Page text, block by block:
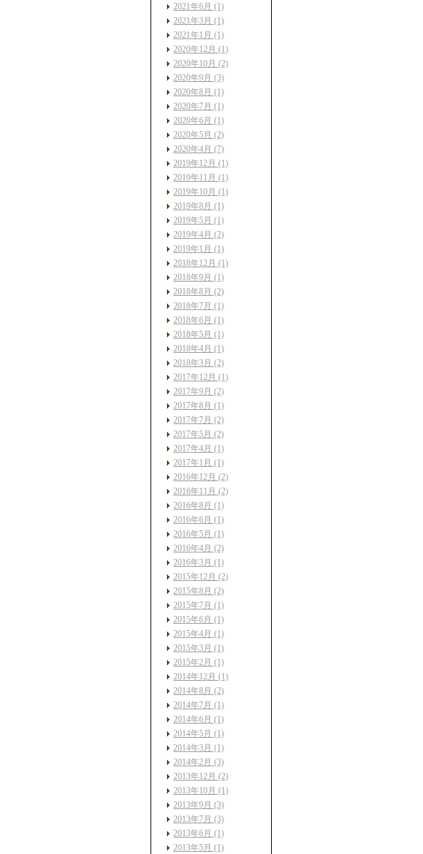
2021年6月 (1)
2021年3月 (1)
2021年1月 (1)
2020年12月 (1)
2020年10月 (2)
2020年9月 (3)
2020年8月 (1)
2020年7月 (1)
2020年6月 (1)
2020年5月 (2)
2020年4月 (7)
2019年12月 (1)
2019年11月 (1)
2019年10月 (1)
2019年8月 (1)
2019年5月 (1)
2019年4月 (2)
2019年1月 (1)
2018年12月 (1)
2018年9月 (1)
2018年8月 (2)
2018年7月 (1)
2018年6月 (1)
2018年5月 (1)
2018年4月 (1)
2018年3月 (2)
2017年12月 (1)
2017年9月 (2)
2017年8月 (1)
2017年7月 (2)
2017年5月 (2)
2017年4月 (1)
2017年1月 (1)
2016年12月 (2)
2016年11月 (2)
2016年8月 (1)
2016年6月 (1)
2016年5月 (1)
2016年4月 (2)
2016年3月 (1)
2015年12月 (2)
2015年8月 (2)
2015年7月 (1)
2015年6月 (1)
2015年4月 (1)
2015年3月 (1)
2015年2月 (1)
2014年12月 (1)
2014年8月 (2)
2014年7月 (1)
2014年6月 (1)
2014年5月 (1)
2014年3月 (1)
2014年2月 (3)
2013年12月 (2)
2013年10月 (1)
2013年9月 (3)
2013年7月 (3)
2013年6月 (1)
2013年5月 (1)